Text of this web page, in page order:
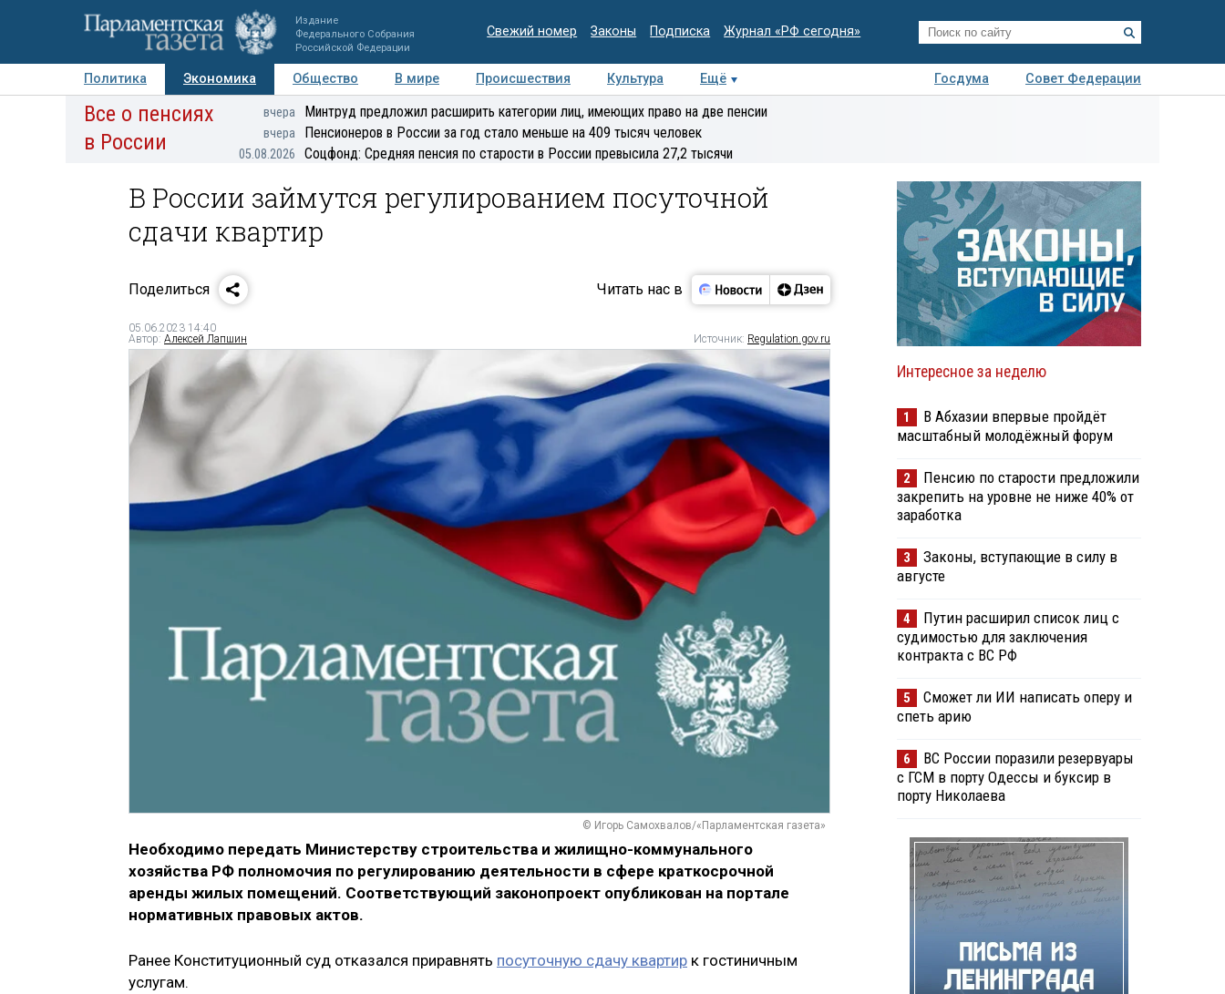
Издание
Федерального Собрания
Российской Федерации
Свежий номер Законы Подписка Журнал «РФ сегодня»
Политика Экономика Общество В мире Происшествия Культура Ещё Госдума
Совет Федерации
Авторы Персоны Мнения Регионы Медиацентр Интервью Колумнисты
Деловая
Все о пенсиях
в России
вчера Минтруд предложил расширить категории лиц, имеющих право на две пенсии
вчера Пенсионеров в России за год стало меньше на 409 тысяч человек
05.08.2026 Соцфонд: Средняя пенсия по старости в России превысила 27,2 тысячи
В России займутся регулированием посуточной
сдачи квартир
Поделиться Читать нас в
05.06.2023 14:40
Автор: Алексей Лапшин Источник: Regulation.gov.ru
© Игорь Самохвалов/«Парламентская газета»
Необходимо передать Министерству строительства и жилищно-коммунального
хозяйства РФ полномочия по регулированию деятельности в сфере краткосрочной
аренды жилых помещений. Соответствующий законопроект опубликован на портале
нормативных правовых актов.
Ранее Конституционный суд отказался приравнять посуточную сдачу квартир к гостиничным
услугам.
Интересное за неделю
1
В Абхазии впервые пройдёт
масштабный молодёжный форум
2
Пенсию по старости предложили
закрепить на уровне не ниже 40% от
заработка
3
Законы, вступающие в силу в
августе
4
Путин расширил список лиц с
судимостью для заключения
контракта с ВС РФ
5
Сможет ли ИИ написать оперу и
спеть арию
6
ВС России поразили резервуары
с ГСМ в порту Одессы и буксир в
порту Николаева